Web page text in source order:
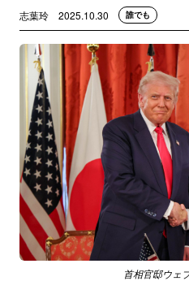
志葉玲 2025.10.30 誰でも
首相官邸ウェ